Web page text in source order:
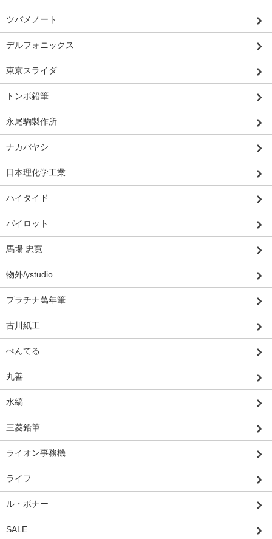
ツバメノート
デルフォニックス
東京スライダ
トンボ鉛筆
永尾駒製作所
ナカバヤシ
日本理化学工業
ハイタイド
パイロット
馬場 忠寛
物外/ystudio
プラチナ萬年筆
古川紙工
ぺんてる
丸善
水縞
三菱鉛筆
ライオン事務機
ライフ
ル・ボナー
SALE